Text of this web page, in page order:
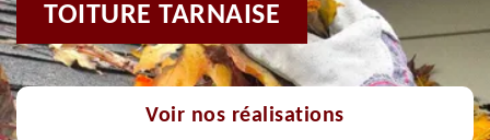
TOITURE TARNAISE
Voir nos réalisations